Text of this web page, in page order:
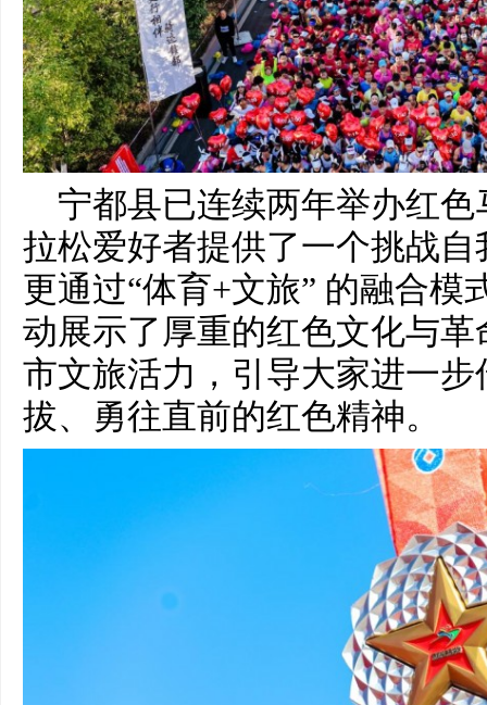
宁都县已连续两年举办红
拉松爱好者提供了一个挑战
更通过“体育+文旅” 的融合模
动展示了厚重的红色文化与
市文旅活力，引导大家进一
拔、勇往直前的红色精神。